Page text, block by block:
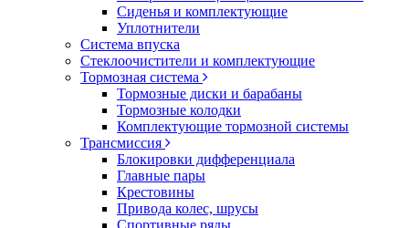
Сиденья и комплектующие
Уплотнители
Система впуска
Стеклоочистители и комплектующие
Тормозная система
Тормозные диски и барабаны
Тормозные колодки
Комплектующие тормозной системы
Трансмиссия
Блокировки дифференциала
Главные пары
Крестовины
Привода колес, шрусы
Спортивные ряды